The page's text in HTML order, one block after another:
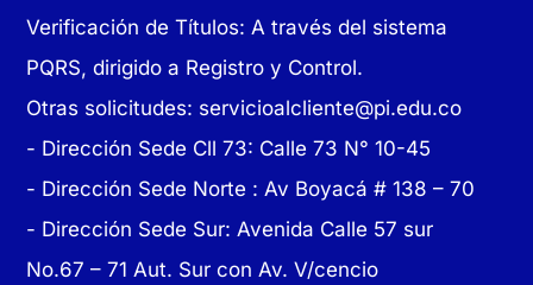
Verificación de Títulos: A través del sistema
PQRS, dirigido a Registro y Control.
Otras solicitudes: servicioalcliente@pi.edu.co
- Dirección Sede Cll 73: Calle 73 N° 10-45
- Dirección Sede Norte : Av Boyacá # 138 – 70
- Dirección Sede Sur: Avenida Calle 57 sur
No.67 – 71 Aut. Sur con Av. V/cencio